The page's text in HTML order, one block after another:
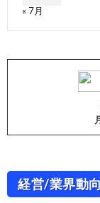
« 7月
経営/業界動向